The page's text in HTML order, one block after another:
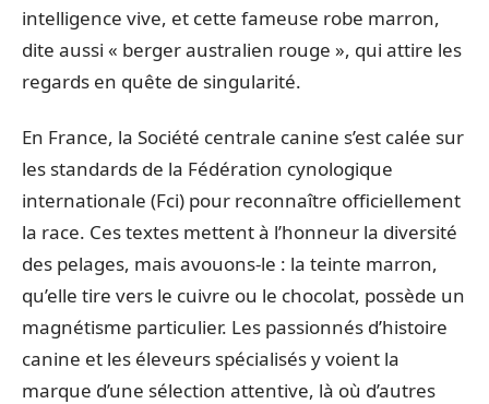
intelligence vive, et cette fameuse robe marron,
dite aussi « berger australien rouge », qui attire les
regards en quête de singularité.
En France, la Société centrale canine s’est calée sur
les standards de la Fédération cynologique
internationale (Fci) pour reconnaître officiellement
la race. Ces textes mettent à l’honneur la diversité
des pelages, mais avouons-le : la teinte marron,
qu’elle tire vers le cuivre ou le chocolat, possède un
magnétisme particulier. Les passionnés d’histoire
canine et les éleveurs spécialisés y voient la
marque d’une sélection attentive, là où d’autres